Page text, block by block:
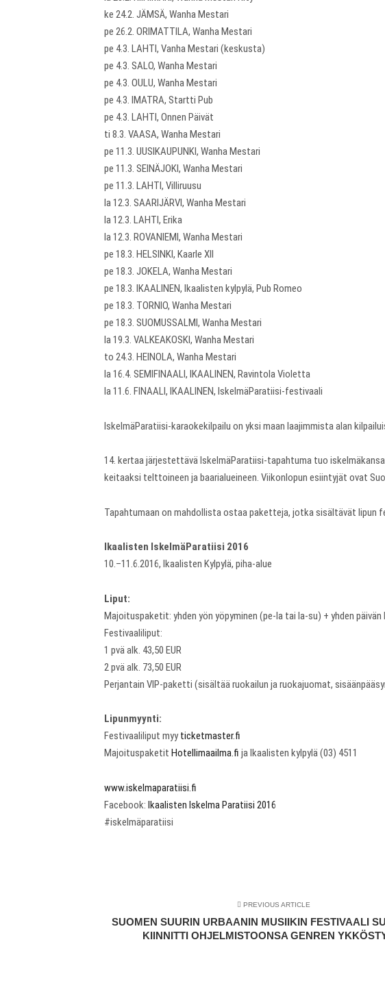
ke 24.2. JÄMSÄ, Wanha Mestari
pe 26.2. ORIMATTILA, Wanha Mestari
pe 4.3. LAHTI, Vanha Mestari (keskusta)
pe 4.3. SALO, Wanha Mestari
pe 4.3. OULU, Wanha Mestari
pe 4.3. IMATRA, Startti Pub
pe 4.3. LAHTI, Onnen Päivät
ti 8.3. VAASA, Wanha Mestari
pe 11.3. UUSIKAUPUNKI, Wanha Mestari
pe 11.3. SEINÄJOKI, Wanha Mestari
pe 11.3. LAHTI, Villiruusu
la 12.3. SAARIJÄRVI, Wanha Mestari
la 12.3. LAHTI, Erika
la 12.3. ROVANIEMI, Wanha Mestari
pe 18.3. HELSINKI, Kaarle XII
pe 18.3. JOKELA, Wanha Mestari
pe 18.3. IKAALINEN, Ikaalisten kylpylä, Pub Romeo
pe 18.3. TORNIO, Wanha Mestari
pe 18.3. SUOMUSSALMI, Wanha Mestari
la 19.3. VALKEAKOSKI, Wanha Mestari
to 24.3. HEINOLA, Wanha Mestari
la 16.4. SEMIFINAALI, IKAALINEN, Ravintola Violetta
la 11.6. FINAALI, IKAALINEN, IskelmäParatiisi-festivaali
IskelmäParatiisi-karaokekilpailu on yksi maan laajimmista alan
14. kertaa järjestettävä IskelmäParatiisi-tapahtuma tuo
keitaaksi telttoineen ja baarialueineen. Viikonlopun esiintyjät ovat
Tapahtumaan on mahdollista ostaa paketteja, jotka sisältävät lipun
Ikaalisten IskelmäParatiisi 2016
10.–11.6.2016, Ikaalisten Kylpylä, piha-alue
Liput:
Majoituspaketit: yhden yön yöpyminen (pe-la tai la-su) + yhden
Festivaaliliput:
1 pvä alk. 43,50 EUR
2 pvä alk. 73,50 EUR
Perjantain VIP-paketti (sisältää ruokailun ja ruokajuomat,
Lipunmyynti:
Festivaaliliput myyticketmaster.fi
Majoituspaketit Hotellimaailma.fi ja Ikaalisten kylpylä (03) 4511
www.iskelmaparatiisi.fi
Facebook: Ikaalisten Iskelma Paratiisi 2016
#iskelmäparatiisi
PREVIOUS ARTICLE
SUOMEN SUURIN URBAANIN MUSIIKIN FESTIVAALI
KIINNITTI OHJELMISTOONSA GENREN